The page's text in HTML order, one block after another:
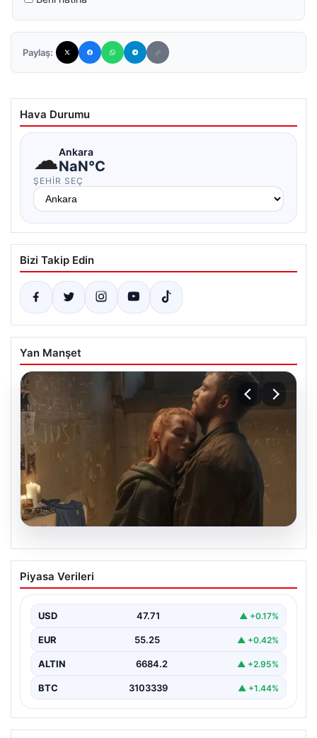
Paylaş:
Hava Durumu
☁Ankara
NaN°C
ŞEHIR SEÇ
Bizi Takip Edin
Yan Manşet
06.08.2026
Sinemalarda bu hafta: 6 film
sinemaseverlerle buluşacak
Piyasa Verileri
USD 47.71 ▲ +0.17%
EUR 55.25 ▲ +0.42%
ALTIN 6684.2 ▲ +2.95%
BTC 3103339 ▲ +1.44%